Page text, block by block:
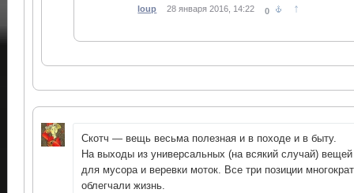
loup 28 января 2016, 14:22 0 ↑
Скотч — вещь весьма полезная и в походе и в быту.
На выходы из универсальных (на всякий случай)
для мусора и веревки моток. Все три позиции
облегчали жизнь.